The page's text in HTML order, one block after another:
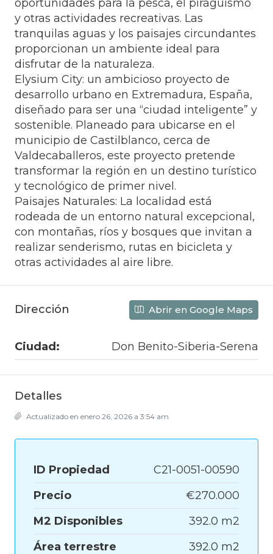
oportunidades para la pesca, el piragüismo
y otras actividades recreativas. Las
tranquilas aguas y los paisajes circundantes
proporcionan un ambiente ideal para
disfrutar de la naturaleza.
Elysium City: un ambicioso proyecto de
desarrollo urbano en Extremadura, España,
diseñado para ser una “ciudad inteligente” y
sostenible. Planeado para ubicarse en el
municipio de Castilblanco, cerca de
Valdecaballeros, este proyecto pretende
transformar la región en un destino turístico
y tecnológico de primer nivel.
Paisajes Naturales: La localidad está
rodeada de un entorno natural excepcional,
con montañas, ríos y bosques que invitan a
realizar senderismo, rutas en bicicleta y
otras actividades al aire libre.
Dirección Abrir en Google Maps
Ciudad: Don Benito-Siberia-Serena
Detalles
Actualizado en enero 26, 2026 a 3:54 am
ID Propiedad
C21-0051-00590
Precio
€270.000
M2 Disponibles
392.0 m2
Área terrestre
392.0 m2